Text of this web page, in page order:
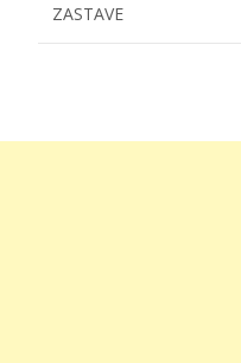
ZASTAVE